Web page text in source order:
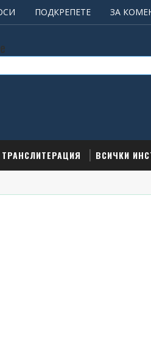
ПОДКРЕПЕТЕ ЗА
ТРАНСЛИТЕРАЦИЯ ВСИЧКИ